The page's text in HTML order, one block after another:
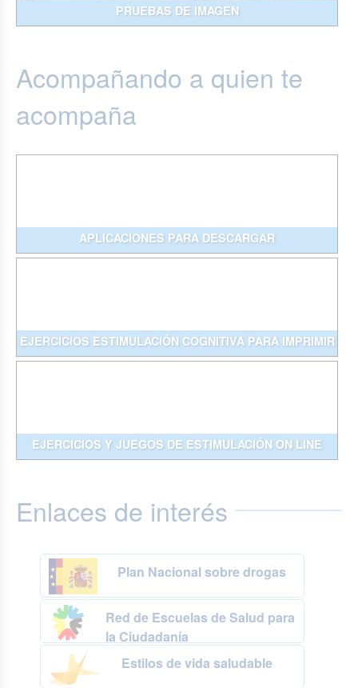
PRUEBAS DE IMAGEN
Acompañando a quien te
acompaña
APLICACIONES PARA DESCARGAR
EJERCICIOS ESTIMULACIÓN COGNITIVA PARA IMPRIMIR
EJERCICIOS Y JUEGOS DE ESTIMULACIÓN ON LINE
Enlaces de interés
Plan Nacional sobre drogas
Red de Escuelas de Salud para
la Ciudadanía
Estilos de vida saludable